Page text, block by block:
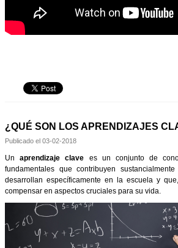
¿QUÉ SON LOS APRENDIZAJES
Publicado el 03-02-2018
Unaprendizaje clave es un conjunto de
fundamentales que contribuyen
desarrollan específicamente en la escuela y
compensar en aspectos cruciales para su vida.